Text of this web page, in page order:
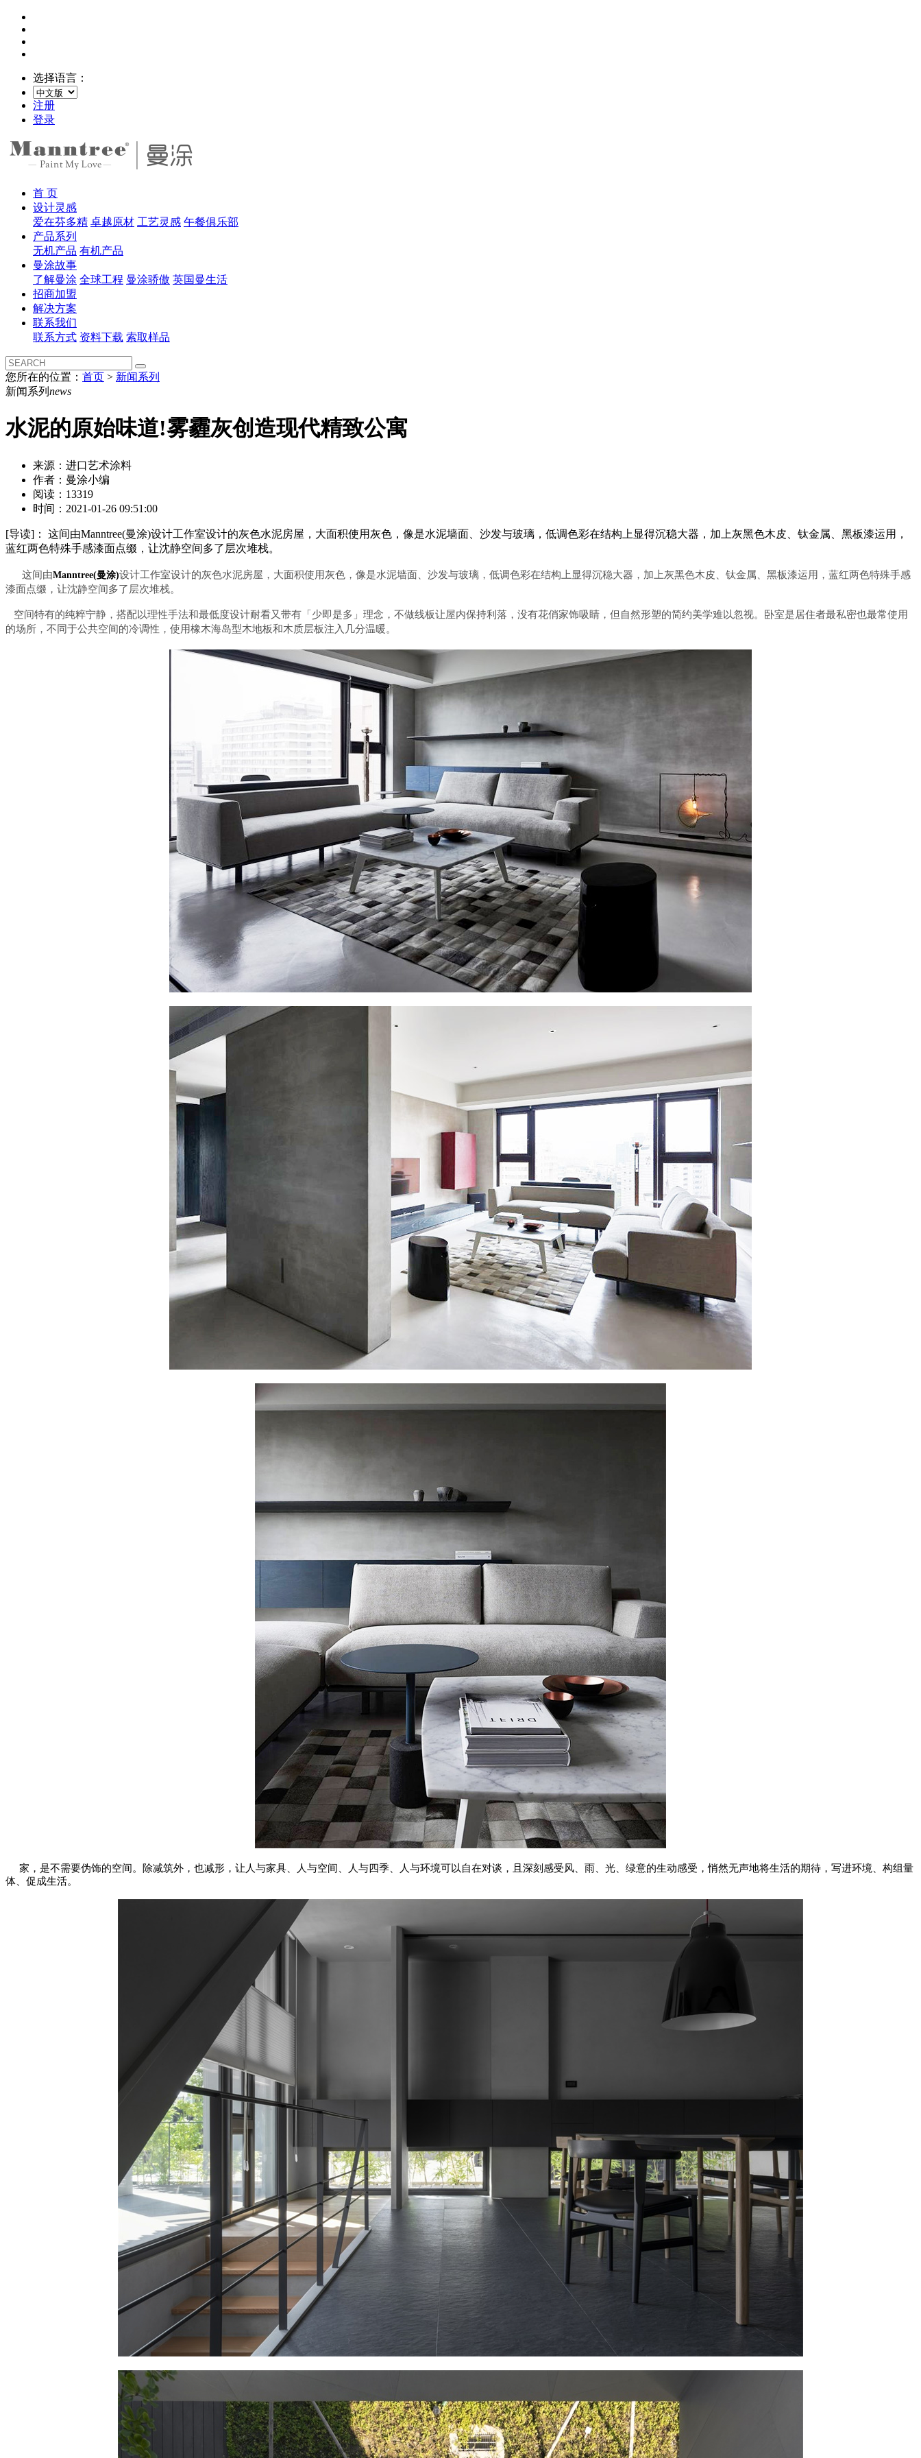
选择语言：
注册
登录
首 页
设计灵感
爱在芬多精 卓越原材 工艺灵感 午餐俱乐部
产品系列
无机产品 有机产品
曼涂故事
了解曼涂 全球工程 曼涂骄傲 英国曼生活
招商加盟
解决方案
联系我们
联系方式 资料下载 索取样品
您所在的位置： 首页 > 新闻系列
新闻系列 news
水泥的原始味道!雾霾灰创造现代精致公寓
来源：进口艺术涂料
作者：曼涂小编
阅读：13319
时间：2021-01-26 09:51:00
[导读]：
这间由Manntree(曼涂)设计工作室设计的灰色水泥房屋，大面积使用灰色，像是水泥墙面、沙发与玻璃，低调色彩在结构上显得沉稳大器，加上灰黑色木皮、钛金属、黑板漆运用，
蓝红两色特殊手感漆面点缀，让沈静空间多了层次堆栈。
这间由Manntree(曼涂)设计工作室设计的灰色水泥房屋，大面积使用灰色，像是水泥墙面、沙发与玻璃，低调色彩在结构上显得沉稳大器，加上灰黑色木皮、钛金属、黑板漆运用，蓝红两色特殊手感
漆面点缀，让沈静空间多了层次堆栈。
空间特有的纯粹宁静，搭配以理性手法和最低度设计耐看又带有「少即是多」理念，不做线板让屋内保持利落，没有花俏家饰吸睛，但自然形塑的简约美学难以忽视。卧室是居住者最私密也最常使用
的场所，不同于公共空间的冷调性，使用橡木海岛型木地板和木质层板注入几分温暖。
家，是不需要伪饰的空间。除减筑外，也减形，让人与家具、人与空间、人与四季、人与环境可以自在对谈，且深刻感受风、雨、光、绿意的生动感受，悄然无声地将生活的期待，写进环境、构组量
体、促成生活。